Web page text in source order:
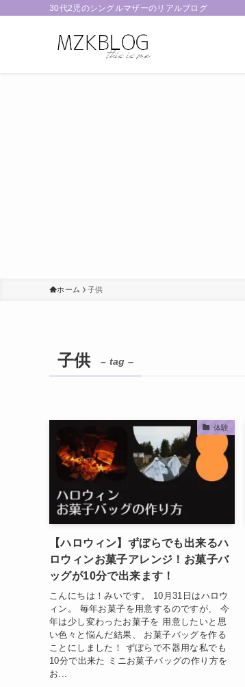
30代2児のシングルマザーのリアルブログ
ホーム 子供
子供 – tag –
体験
【ハロウィン】ずぼらでも出来るハ
ロウィンお菓子アレンジ！お菓子バ
ッグが10分で出来ます！
こんにちは！みいです。 10月31日はハロウ
ィン。 毎年お菓子を用意するのですが、 今
年は少し変わったお菓子を 用意したいと思
い色々と悩んだ結果、 お菓子バッグを作る
ことにしました！ ずぼらで不器用な私でも
10分で出来た ミニお菓子バッグの作り方を
お...